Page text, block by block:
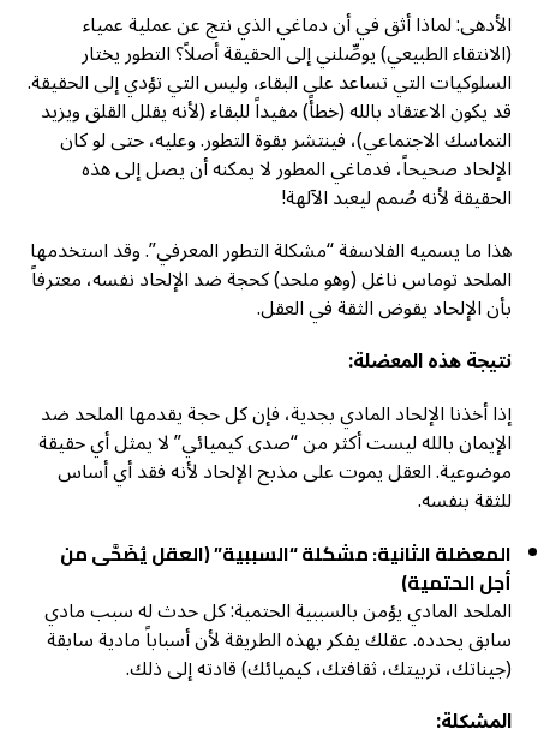
الأدهى: لماذا أثق في أن دماغي الذي نتج عن عملية عمياء
(الانتقاء الطبيعي) يوصِّلني إلى الحقيقة أصلاً؟ التطور يختار
السلوكيات التي تساعد على البقاء، وليس التي تؤدي إلى الحقيقة.
قد يكون الاعتقاد بالله (خطأً) مفيداً للبقاء (لأنه يقلل القلق ويزيد
التماسك الاجتماعي)، فينتشر بقوة التطور. وعليه، حتى لو كان
الإلحاد صحيحاً، فدماغي المطور لا يمكنه أن يصل إلى هذه
الحقيقة لأنه صُمم ليعبد الآلهة!
هذا ما يسميه الفلاسفة “مشكلة التطور المعرفي”. وقد استخدمها
الملحد توماس ناغل (وهو ملحد) كحجة ضد الإلحاد نفسه، معترفاً
بأن الإلحاد يقوض الثقة في العقل.
نتيجة هذه المعضلة:
إذا أخذنا الإلحاد المادي بجدية، فإن كل حجة يقدمها الملحد ضد
الإيمان بالله ليست أكثر من “صدى كيميائي” لا يمثل أي حقيقة
موضوعية. العقل يموت على مذبح الإلحاد لأنه فقد أي أساس
للثقة بنفسه.
المعضلة الثانية: مشكلة “السببية” (العقل يُضَحَّى من
أجل الحتمية)
الملحد المادي يؤمن بالسببية الحتمية: كل حدث له سبب مادي
سابق يحدده. عقلك يفكر بهذه الطريقة لأن أسباباً مادية سابقة
(جيناتك، تربيتك، ثقافتك، كيميائك) قادته إلى ذلك.
المشكلة: